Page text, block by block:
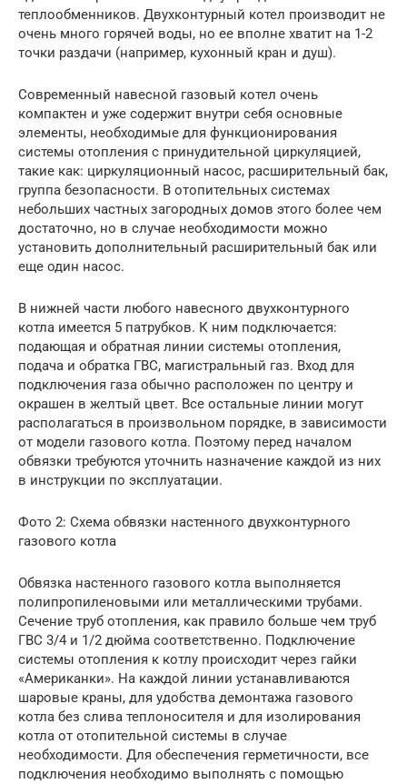
теплообменников. Двухконтурный котел производит не
очень много горячей воды, но ее вполне хватит на 1-2
точки раздачи (например, кухонный кран и душ).
Современный навесной газовый котел очень
компактен и уже содержит внутри себя основные
элементы, необходимые для функционирования
системы отопления с принудительной циркуляцией,
такие как: циркуляционный насос, расширительный бак,
группа безопасности. В отопительных системах
небольших частных загородных домов этого более чем
достаточно, но в случае необходимости можно
установить дополнительный расширительный бак или
еще один насос.
В нижней части любого навесного двухконтурного
котла имеется 5 патрубков. К ним подключается:
подающая и обратная линии системы отопления,
подача и обратка ГВС, магистральный газ. Вход для
подключения газа обычно расположен по центру и
окрашен в желтый цвет. Все остальные линии могут
располагаться в произвольном порядке, в зависимости
от модели газового котла. Поэтому перед началом
обвязки требуются уточнить назначение каждой из них
в инструкции по эксплуатации.
Фото 2: Схема обвязки настенного двухконтурного
газового котла
Обвязка настенного газового котла выполняется
полипропиленовыми или металлическими трубами.
Сечение труб отопления, как правило больше чем труб
ГВС 3/4 и 1/2 дюйма соответственно. Подключение
системы отопления к котлу происходит через гайки
«Американки». На каждой линии устанавливаются
шаровые краны, для удобства демонтажа газового
котла без слива теплоносителя и для изолирования
котла от отопительной системы в случае
необходимости. Для обеспечения герметичности, все
подключения необходимо выполнять с помощью